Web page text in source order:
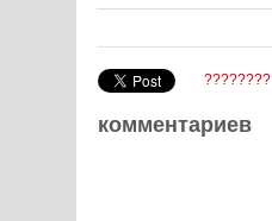
????????
комментариев